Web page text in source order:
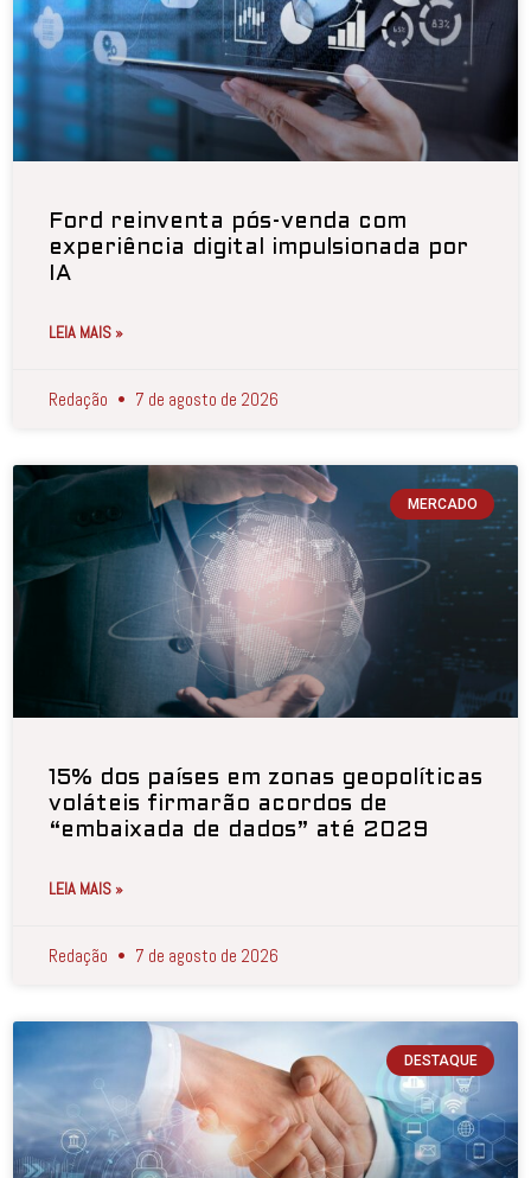
Ford reinventa pós-venda com
experiência digital impulsionada por
IA
LEIA MAIS »
Redação 7 de agosto de 2026
MERCADO
15% dos países em zonas geopolíticas
voláteis firmarão acordos de
“embaixada de dados” até 2029
LEIA MAIS »
Redação 7 de agosto de 2026
DESTAQUE